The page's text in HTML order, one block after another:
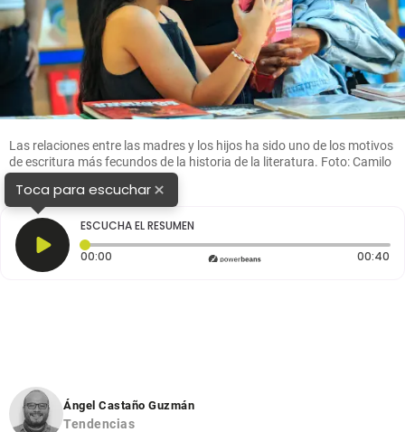
Las relaciones entre las madres y los hijos ha sido uno de los motivos
de escritura más fecundos de la historia de la literatura. Foto: Camilo
Suárez
Toca para escuchar×
ESCUCHA EL RESUMEN
00:00 Tiempo transcurrido: 0 segundos 00:40
Ángel Castaño Guzmán
Tendencias